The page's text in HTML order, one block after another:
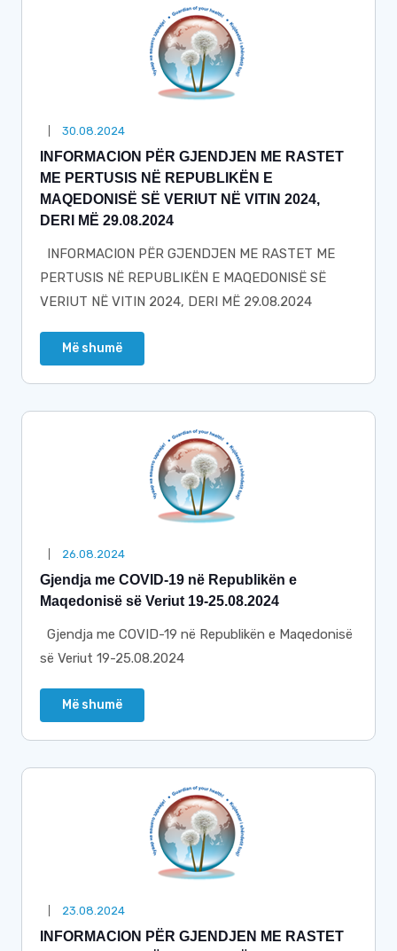
30.08.2024
INFORMACION PËR GJENDJEN ME RASTET
ME PERTUSIS NË REPUBLIKËN E
MAQEDONISË SË VERIUT NË VITIN 2024,
DERI MË 29.08.2024
INFORMACION PËR GJENDJEN ME RASTET ME
PERTUSIS NË REPUBLIKËN E MAQEDONISË SË
VERIUT NË VITIN 2024, DERI MË 29.08.2024
Më shumë
26.08.2024
Gjendja me COVID-19 në Republikën e
Maqedonisë së Veriut 19-25.08.2024
Gjendja me COVID-19 në Republikën e Maqedonisë
së Veriut 19-25.08.2024
Më shumë
23.08.2024
INFORMACION PËR GJENDJEN ME RASTET